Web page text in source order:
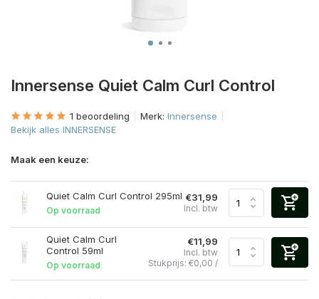
Innersense Quiet Calm Curl Control
1 beoordeling Merk: Innersense
Bekijk alles INNERSENSE
Maak een keuze:
Quiet Calm Curl Control 295ml
Op voorraad
€31,99
Incl. btw
Quiet Calm Curl
Control 59ml
Op voorraad
€11,99
Incl. btw
Stukprijs: €0,00 /